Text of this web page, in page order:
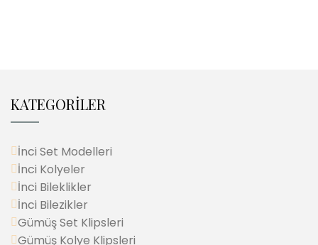
KATEGORİLER
İnci Set Modelleri
İnci Kolyeler
İnci Bileklikler
İnci Bilezikler
Gümüş Set Klipsleri
Gümüş Kolye Klipsleri